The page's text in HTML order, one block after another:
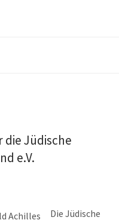
die Jüdische
e.V.
Die Jüdische